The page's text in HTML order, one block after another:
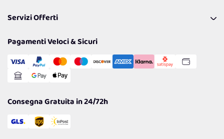
Politiche per la parità di genere
Resi
Spedizioni
Cookie Policy
Gestisci Cookie
Servizi Offerti
Reso Facile e Veloce
Pagamenti Veloci & Sicuri
Consegna Gratuita in 24/72h